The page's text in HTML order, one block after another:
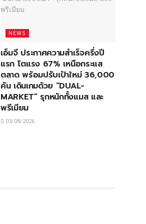
NEWS
เอ็มจี ประกาศความสำเร็จครึ่งปี
แรก โตแรง 67% เหนือกระแส
ตลาด พร้อมปรับเป้าใหม่ 36,000
คัน เดินเกมด้วย “DUAL-
MARKET” รุกหนักทั้งแมส และ
พรีเมียม
03/08/2026